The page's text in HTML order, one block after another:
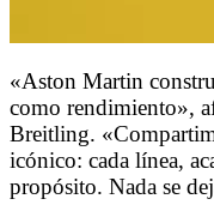
«Aston Martin
como rendimiento»,
Breitling.
icónico: cada línea,
propósito. Nada se